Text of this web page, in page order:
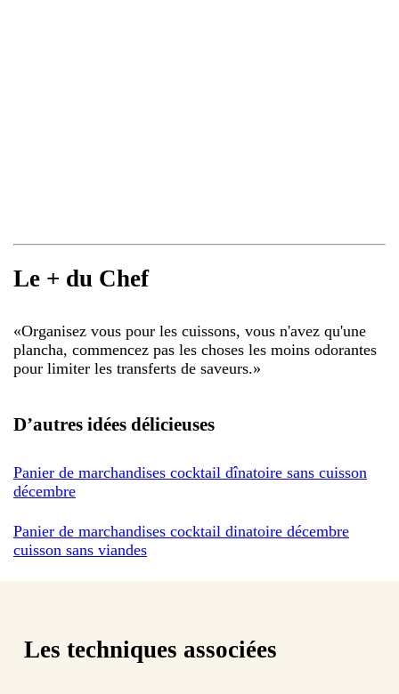
Le + du Chef
«Organisez vous pour les cuissons, vous n'avez qu'une
plancha, commencez pas les choses les moins odorantes
pour limiter les transferts de saveurs.»
D’autres idées délicieuses
Panier de marchandises cocktail dînatoire sans cuisson
décembre
Panier de marchandises cocktail dinatoire décembre
cuisson sans viandes
Les techniques associées